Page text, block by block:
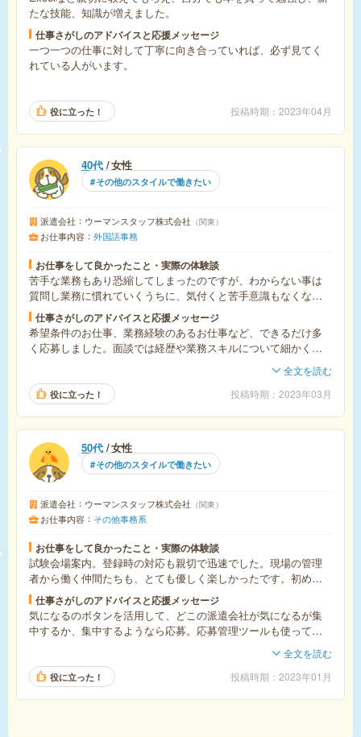
たな技能、知識が増えました。
仕事さがしのアドバイスと応援メッセージ
一つ一つの仕事に対して丁寧に向き合っていれば、必ず見てく
れている人がいます。
役に立った！ 投稿時期 2023年04月
40代 女性
その他のスタイルで働きたい
派遣会社 ウーマンスタッフ株式会社 関東
お仕事内容 外国語事務
お仕事をして良かったこと・実際の体験談
苦手な業務もあり恐縮してしまったのですが、わからない事は
質問し業務に慣れていくうちに、気付くと苦手意識もなくなっ
ていました。派遣会社の担当者さんが親身に相談に乗ってくだ
さり心強かったです。
仕事さがしのアドバイスと応援メッセージ
希望条件のお仕事、業務経験のあるお仕事など、できるだけ多
く応募しました。面談では経歴や業務スキルについて細かく説
明し、お仕事紹介につなげて頂けるよう努力しました。全文を読む
役に立った！ 投稿時期 2023年03月
50代 女性
その他のスタイルで働きたい
派遣会社 ウーマンスタッフ株式会社 関東
お仕事内容 その他事務系
お仕事をして良かったこと・実際の体験談
試験会場案内。登録時の対応も親切で迅速でした。現場の管理
者から働く仲間たちも、とても優しく楽しかったです。初めて
でも安心でした。次は試験監督補佐をやりたいです。興味と積
極性を持って働くとスキルアップができそうな様子が良かった
です。
仕事さがしのアドバイスと応援メッセージ
気になるのボタンを活用して、どこの派遣会社が気になるが集
中するか、集中するようなら応募。応募管理ツールも使って、
自分が混乱しないようにしました。大概が電話とスマホで登録
できましたので、応募を増やしました。あとは、派遣会社から
流れてくるメールなどでのお知らせを豆にチェックしていま
す。
全文を読む
役に立った！ 投稿時期 2023年01月